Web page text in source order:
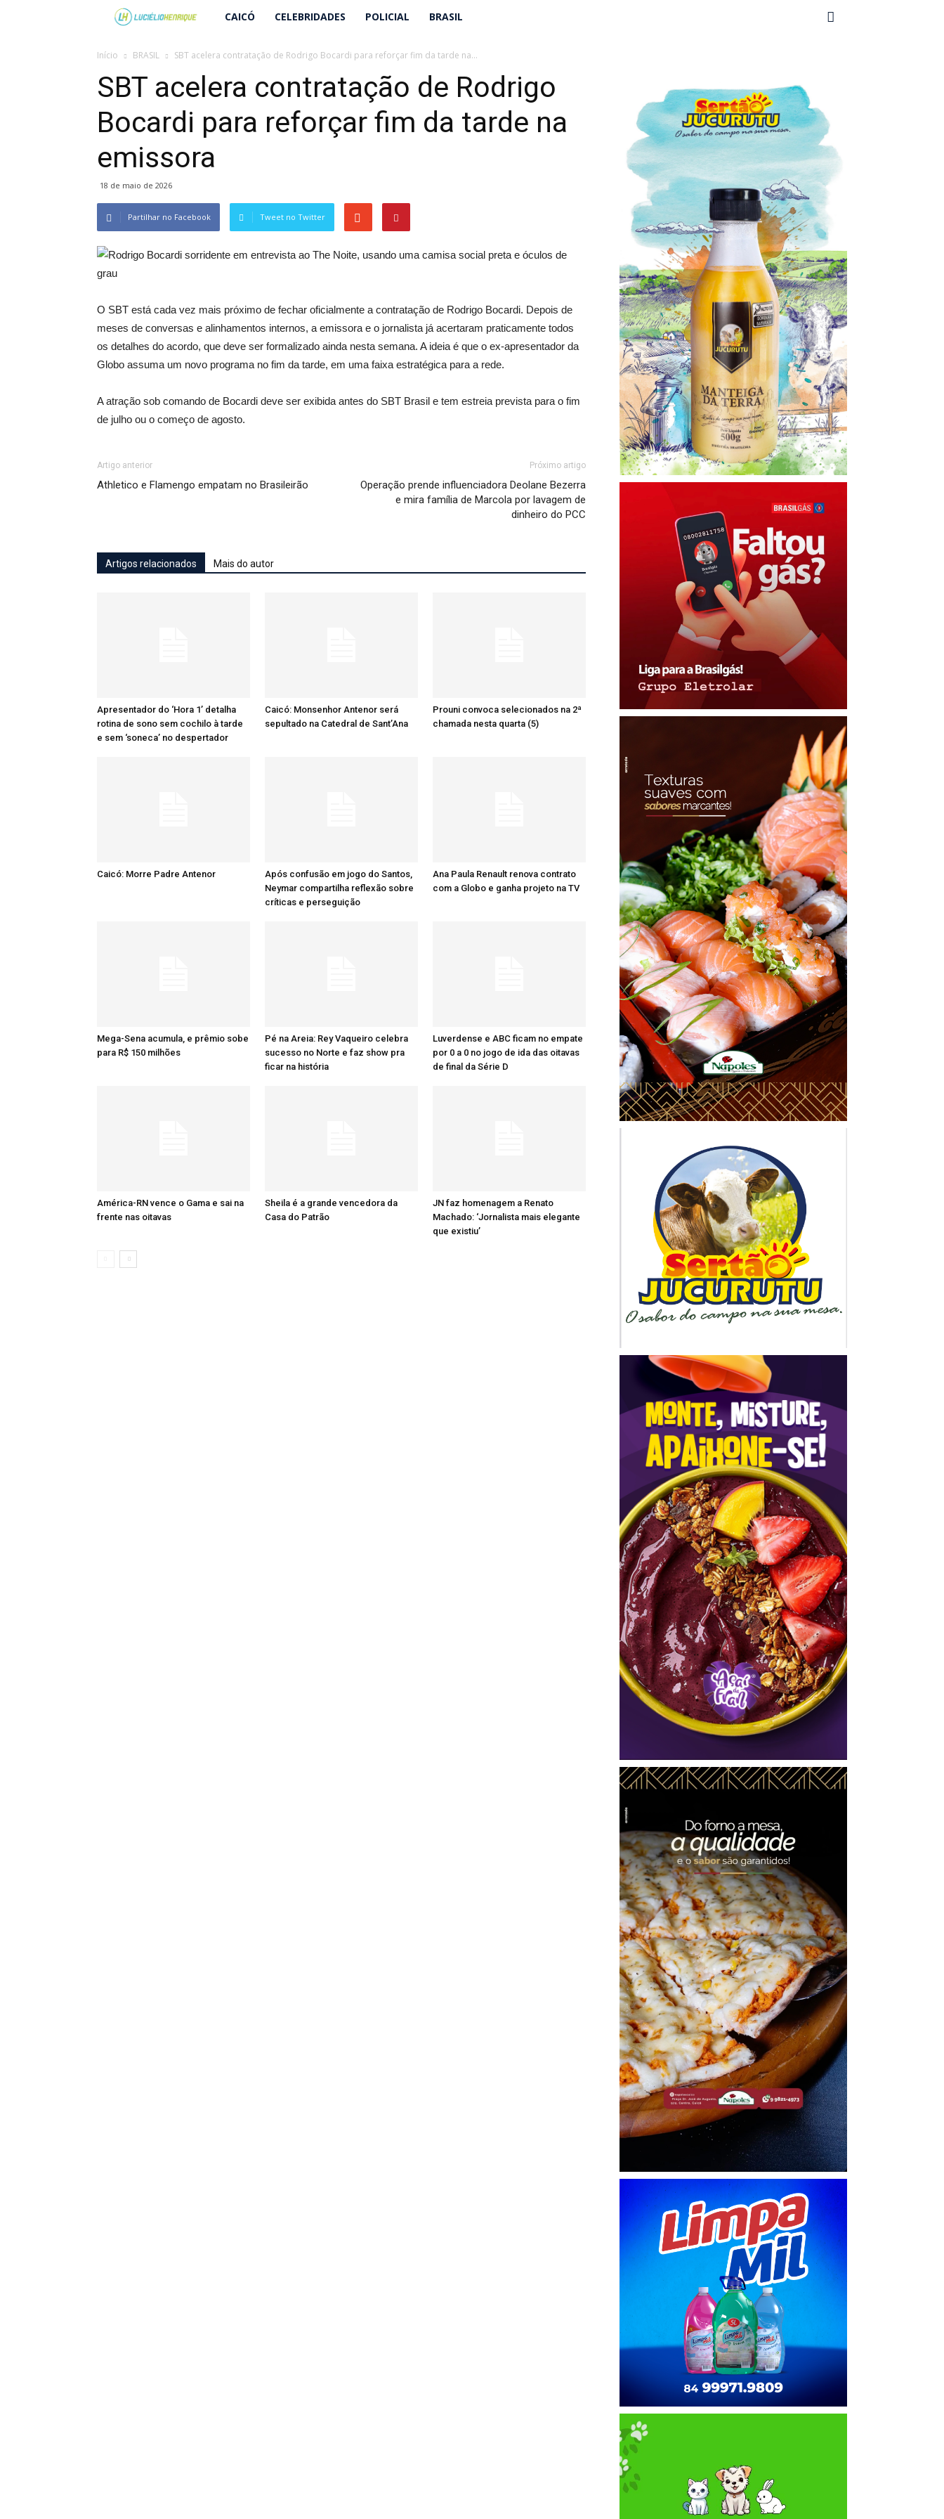
Lucielio
Henrique
CAICÓ CELEBRIDADES POLICIAL BRASIL
Início BRASIL SBT acelera contratação de Rodrigo Bocardi para reforçar fim da tarde na...
SBT acelera contratação de Rodrigo
Bocardi para reforçar fim da tarde na
emissora
18 de maio de 2026
Partilhar no Facebook Tweet no Twitter
O SBT está cada vez mais próximo de fechar oficialmente a contratação de Rodrigo Bocardi. Depois de
meses de conversas e alinhamentos internos, a emissora e o jornalista já acertaram praticamente todos
os detalhes do acordo, que deve ser formalizado ainda nesta semana. A ideia é que o ex-apresentador da
Globo assuma um novo programa no fim da tarde, em uma faixa estratégica para a rede.
A atração sob comando de Bocardi deve ser exibida antes do SBT Brasil e tem estreia prevista para o fim
de julho ou o começo de agosto.
Artigo anterior
Athletico e Flamengo empatam no Brasileirão
Próximo artigo
Operação prende influenciadora Deolane Bezerra
e mira família de Marcola por lavagem de
dinheiro do PCC
Artigos relacionados Mais do autor
Apresentador do ‘Hora 1’ detalha
rotina de sono sem cochilo à tarde
e sem ‘soneca’ no despertador
Caicó: Monsenhor Antenor será
sepultado na Catedral de Sant’Ana
Prouni convoca selecionados na 2ª
chamada nesta quarta (5)
Caicó: Morre Padre Antenor
Após confusão em jogo do Santos,
Neymar compartilha reflexão sobre
críticas e perseguição
Ana Paula Renault renova contrato
com a Globo e ganha projeto na TV
Mega-Sena acumula, e prêmio sobe
para R$ 150 milhões
Pé na Areia: Rey Vaqueiro celebra
sucesso no Norte e faz show pra
ficar na história
Luverdense e ABC ficam no empate
por 0 a 0 no jogo de ida das oitavas
de final da Série D
América-RN vence o Gama e sai na
frente nas oitavas
Sheila é a grande vencedora da
Casa do Patrão
JN faz homenagem a Renato
Machado: ‘Jornalista mais elegante
que existiu’